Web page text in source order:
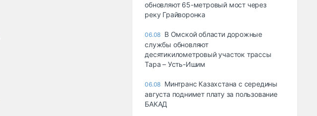
обновляют 65-метровый мост через
реку Грайворонка
06.08 В Омской области дорожные
службы обновляют
десятикилометровый участок трассы
Тара – Усть-Ишим
06.08 Минтранс Казахстана с середины
августа поднимет плату за пользование
БАКАД